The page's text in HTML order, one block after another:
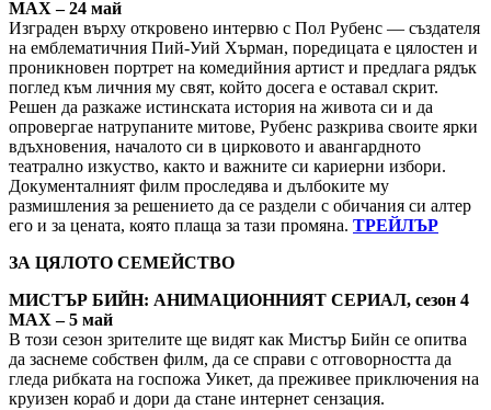
MAX – 24 май
Изграден върху откровено интервю с Пол Рубенс — създателя
на емблематичния Пий-Уий Хърман, поредицата е цялостен и
проникновен портрет на комедийния артист и предлага рядък
поглед към личния му свят, който досега е оставал скрит.
Решен да разкаже истинската история на живота си и да
опровергае натрупаните митове, Рубенс разкрива своите ярки
вдъхновения, началото си в цирковото и авангардното
театрално изкуство, както и важните си кариерни избори.
Документалният филм проследява и дълбоките му
размишления за решението да се раздели с обичания си алтер
его и за цената, която плаща за тази промяна. ТРЕЙЛЪР
ЗА ЦЯЛОТО СЕМЕЙСТВО
МИСТЪР БИЙН: АНИМАЦИОННИЯТ СЕРИАЛ, сезон 4
MAX – 5 май
В този сезон зрителите ще видят как Мистър Бийн се опитва
да заснеме собствен филм, да се справи с отговорността да
гледа рибката на госпожа Уикет, да преживее приключения на
круизен кораб и дори да стане интернет сензация.